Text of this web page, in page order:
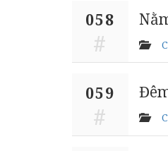
058
059